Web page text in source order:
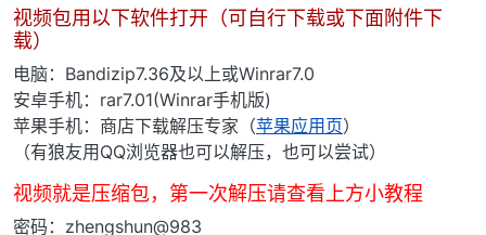
视频包用以下软件打开（可自行下载或下面附件下
载）
电脑：Bandizip7.36及以上或Winrar7.0
安卓手机：rar7.01(Winrar手机版)
苹果手机：商店下载解压专家（苹果应用页）
（有狼友用QQ浏览器也可以解压，也可以尝试）
视频就是压缩包，第一次解压请查看上方小教程
密码：zhengshun@983